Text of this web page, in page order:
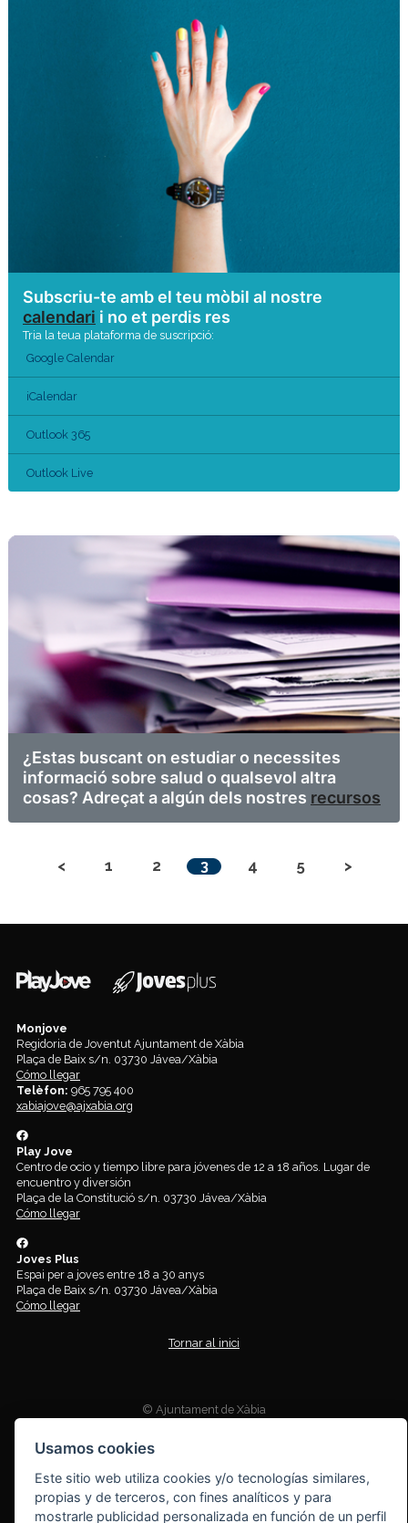
Subscriu-te amb el teu mòbil al nostre
calendari i no et perdis res
Tria la teua plataforma de suscripció:
Google Calendar
iCalendar
Outlook 365
Outlook Live
¿Estas buscant on estudiar o necessites
informació sobre salud o qualsevol altra
cosas? Adreçat a algún dels nostres recursos
< 1 2 3 4 5 >
Monjove
Regidoria de Joventut Ajuntament de Xàbia
Plaça de Baix s/n. 03730 Jávea/Xàbia
Cómo llegar
Telèfon: 965 795 400
xabiajove@ajxabia.org
Play Jove
Centro de ocio y tiempo libre para jóvenes de 12 a 18 años. Lugar de
encuentro y diversión
Plaça de la Constitució s/n. 03730 Jávea/Xàbia
Cómo llegar
Joves Plus
Espai per a joves entre 18 a 30 anys
Plaça de Baix s/n. 03730 Jávea/Xàbia
Cómo llegar
Tornar al inici
© Ajuntament de Xàbia
Información protección de datos
Delegado protección de datos (DPD)
tratamiento
Usamos cookies
Este sitio web utiliza cookies y/o tecnologías similares,
propias y de terceros, con fines analíticos y para
mostrarle publicidad personalizada en función de un perfil